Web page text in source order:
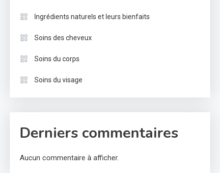
Ingrédients naturels et leurs bienfaits
Soins des cheveux
Soins du corps
Soins du visage
Derniers commentaires
Aucun commentaire à afficher.